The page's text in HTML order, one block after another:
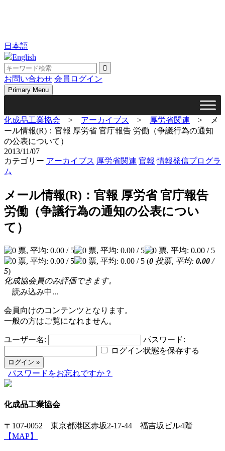
日本語
English
お問い合わせ 会員ログイン
Primary Menu
化成品工業協会 > アーカイブス > 厚労省関連 >
メ
ール情報(R)：官報 厚労省 官庁報告 労働（争議行為の通知
の公表について）
2013/11/07
カテゴリー アーカイブス 厚労省関連 官報 情報発信プログラ
ム
メール情報(R)：官報 厚労省 官庁報告
労働（争議行為の通知の公表につい
て）
(0 投票, 平均: 0.00 /
5)
化成協会員のみ評価できます。
読み込み中...
会員向けのコンテンツとなります。
一般の方はご覧になれません。
ユーザー名:
パスワード:
ログイン状態を保存する
パスワードをお忘れですか？
化成品工業協会
〒107-0052 東京都港区赤坂2-17-44 福吉坂ビル4階
【MAP】